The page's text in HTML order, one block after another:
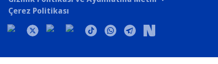
Çerez Politikası